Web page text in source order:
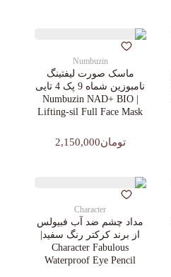
Numbuzin
ماسک صورت لیفتینگ
نامبوزین شماه 9 پک 4 تایی
| Numbuzin NAD+ BIO
Lifting-sil Full Face Mask
تومان2,150,000
Character
مداد چشم ضد آب فبیولس
از برند کرکتر رنگ سفید|
Character Fabulous
Waterproof Eye Pencil